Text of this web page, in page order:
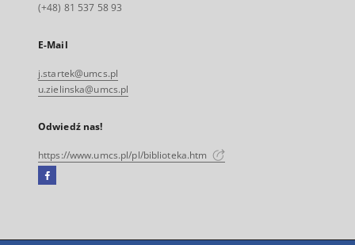
(+48) 81 537 58 93
E-Mail
j.startek@umcs.pl
u.zielinska@umcs.pl
Odwiedź nas!
https://www.umcs.pl/pl/biblioteka.htm
Facebook
się